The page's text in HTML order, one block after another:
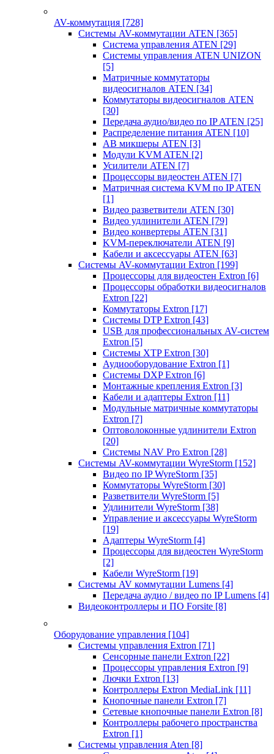
AV-коммутация [728]
Системы AV-коммутации ATEN [365]
Система управления ATEN [29]
Системы управления ATEN UNIZON
[5]
Матричные коммутаторы
видеосигналов ATEN [34]
Коммутаторы видеосигналов ATEN
[30]
Передача аудио/видео по IP ATEN [25]
Распределение питания ATEN [10]
АВ микшеры ATEN [3]
Модули KVM ATEN [2]
Усилители ATEN [7]
Процессоры видеостен ATEN [7]
Матричная система KVM по IP ATEN
[1]
Видео разветвители ATEN [30]
Видео удлинители ATEN [79]
Видео конвертеры ATEN [31]
KVM-переключатели ATEN [9]
Кабели и аксессуары ATEN [63]
Системы AV-коммутации Extron [199]
Процессоры для видеостен Extron [6]
Процессоры обработки видеосигналов
Extron [22]
Коммутаторы Extron [17]
Системы DTP Extron [43]
USB для профессиональных AV-систем
Extron [5]
Системы XTP Extron [30]
Аудиооборудование Extron [1]
Системы DXP Extron [6]
Монтажные крепления Extron [3]
Кабели и адаптеры Extron [11]
Модульные матричные коммутаторы
Extron [7]
Оптоволоконные удлинители Extron
[20]
Системы NAV Pro Extron [28]
Системы AV-коммутации WyreStorm [152]
Видео по IP WyreStorm [35]
Коммутаторы WyreStorm [30]
Разветвители WyreStorm [5]
Удлинители WyreStorm [38]
Управление и аксессуары WyreStorm
[19]
Адаптеры WyreStorm [4]
Процессоры для видеостен WyreStorm
[2]
Кабели WyreStorm [19]
Системы AV коммутации Lumens [4]
Передача аудио / видео по IP Lumens [4]
Видеоконтроллеры и ПО Forsite [8]
Оборудование управления [104]
Системы управления Extron [71]
Сенсорные панели Extron [22]
Процессоры управления Extron [9]
Лючки Extron [13]
Контроллеры Extron MediaLink [11]
Кнопочные панели Extron [7]
Сетевые кнопочные панели Extron [8]
Контроллеры рабочего пространства
Extron [1]
Системы управления Aten [8]